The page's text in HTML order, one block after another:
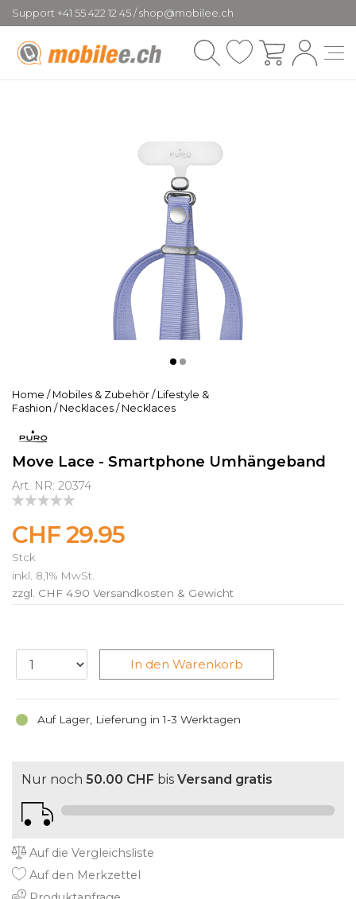
Support +41 55 422 12 45 / shop@mobilee.ch
Home / Mobiles & Zubehör / Lifestyle &
Fashion / Necklaces / Necklaces
Move Lace - Smartphone Umhängeband
Art. NR: 20374
CHF 29.95
Stck
inkl. 8,1% MwSt.
zzgl. CHF 4.90 Versandkosten & Gewicht
Auf Lager, Lieferung in 1-3 Werktagen
In den Warenkorb
Nur noch 50.00 CHF bis Versand gratis
Auf die Vergleichsliste
Auf den Merkzettel